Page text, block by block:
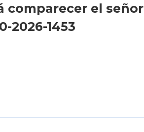
comparecer el señor
2026-1453